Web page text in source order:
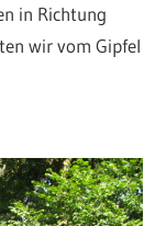
in Richtung
wir vom Gipfel